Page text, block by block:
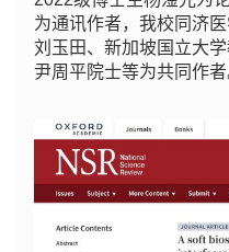
为通讯作者，我校同济
刘玉田、新加坡国立大
尹周平院士等为共同作者